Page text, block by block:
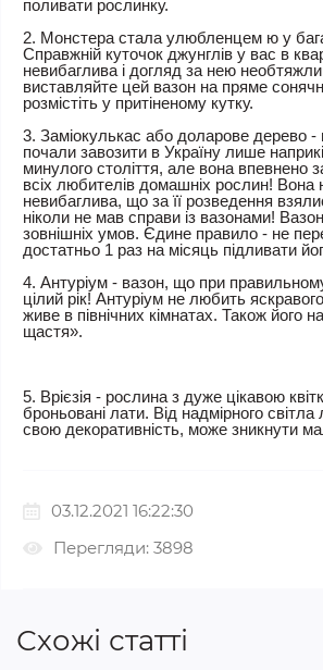
поливати рослинку.
2. Монстера стала улюбленцем ю у
Справжній куточок джунглів у вас в
невибаглива і догляд за нею
виставляйте цей вазон на пряме
розмістіть у притіненому кутку.
3. Заміокулькас або доларове дерево
почали завозити в Україну лише
минулого століття, але вона впевнено
всіх любителів домашніх рослин! Вона
невибаглива, що за її розведення
ніколи не мав справи із вазонами!
зовнішніх умов. Єдине правило - не
достатньо 1 раз на місяць підливати
4. Антуріум - вазон, що при
цілий рік! Антуріум не любить
живе в північних кімнатах. Також його
щастя».
5. Врієзія - рослина з дуже цікавою
броньовані лати. Від надмірного світла
свою декоративність, може зникнути
03.12.2021 16:22:30
Перегляди: 3898
Схожі статті